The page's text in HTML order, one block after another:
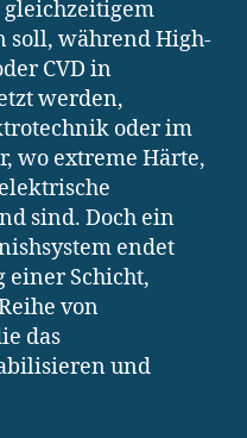
gleichzeitigem
soll, während High-
CVD in
werden,
oder im
wo extreme Härte,
sind. Doch ein
endet
Schicht,
von
das
und